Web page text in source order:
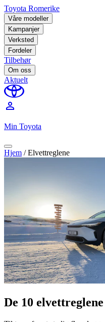
Toyota Romerike
Våre modeller
Kampanjer
Verksted
Fordeler
Tilbehør
Om oss
Aktuelt
perm_identity
Min Toyota
Hjem /Elvettreglene
De 10 elvettreglene